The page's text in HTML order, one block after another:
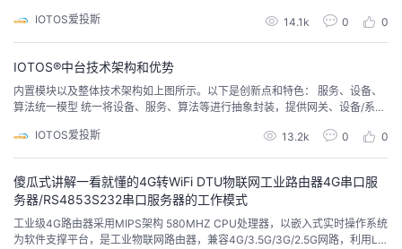
发
者
学
堂
我
的
我
Programs
的
支
持
的
技
我
的
或系统的差异，极大降低物联网项目应用成本。我们这里更适合智慧化项目使
用，比如工业、建筑等现有存量设备、子系统的快速集成和接入，并且极具扩
IOTOS爱投斯 14.1k 0 0
IOTOS®中台技术架构和优势
内置模块以及整体技术架构如上图所示。以下是创新点和特色： 服务、设备、
算法统一模型 统一将设备、服务、算法等进行抽象封装，提供网关、设备/系
D.设备ID.数据点ID，形成全球唯一设备服务识别标识，可以通过接口选择与云
端通信还是与另一个设备通信；并且消息回调可以区分来自云端还是其他设
IOTOS爱投斯 13.2k 0 0
傻瓜式讲解一看就懂的4G转WiFi DTU物联网工业路由器4G串口服
务器/RS4853S232串口服务器的工作模式
工业级4G路由器采用MIPS架构 580MHZ CPU处理器，以嵌入式实时操作系统
为软件支撑平台，是工业物联网路由器，兼容4G/3.5G/3G/2.5G网路，利用LT